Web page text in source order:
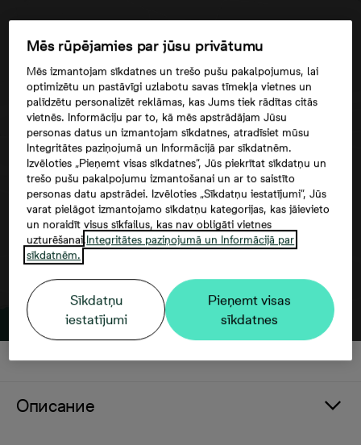
Согласие третьего лица
Описание
Mēs rūpējamies par jūsu privātumu
Mēs izmantojam sīkdatnes un trešo pušu pakalpojumus, lai
optimizētu un pastāvīgi uzlabotu savas tīmekļa vietnes un
palīdzētu personalizēt reklāmas, kas Jums tiek rādītas citās
vietnēs. Informāciju par to, kā mēs apstrādājam Jūsu
personas datus un izmantojam sīkdatnes, atradīsiet mūsu
Integritātes paziņojumā un Informācijā par sīkdatnēm.
Izvēloties „Pieņemt visas sīkdatnes”, Jūs piekrītat sīkdatņu un
trešo pušu pakalpojumu izmantošanai un ar to saistīto
personas datu apstrādei. Izvēloties „Sīkdatņu iestatījumi”, Jūs
varat pielāgot izmantojamo sīkdatņu kategorijas, kas jāievieto
un noraidīt visus sīkfailus, kas nav obligāti vietnes
uzturēšanai.Integritātes paziņojumā un Informācijā par
sīkdatnēm.
Sīkdatņu
iestatījumi
Pieņemt visas
sīkdatnes